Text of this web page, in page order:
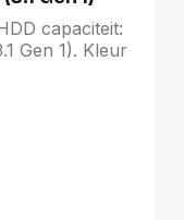
capaciteit:
Gen 1). Kleur